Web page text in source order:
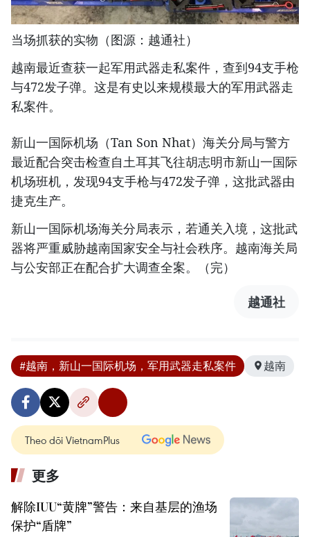
当场抓获的实物（图源：越通社）
越南最近查获一起军用武器走私案件，查到94支手枪
与472发子弹。这是有史以来规模最大的军用武器走
私案件。
新山一国际机场（Tan Son Nhat）海关分局与警方
最近配合突击检查自土耳其飞往胡志明市新山一国际
机场班机，发现94支手枪与472发子弹，这批武器由
捷克生产。
新山一国际机场海关分局表示，若通关入境，这批武
器将严重威胁越南国家安全与社会秩序。越南海关局
与公安部正在配合扩大调查全案。（完）
越通社
#越南，新山一国际机场，军用武器走私案件 越南
Theo dõi VietnamPlus
更多
解除IUU“黄牌”警告：来自基层的渔场
保护“盾牌”